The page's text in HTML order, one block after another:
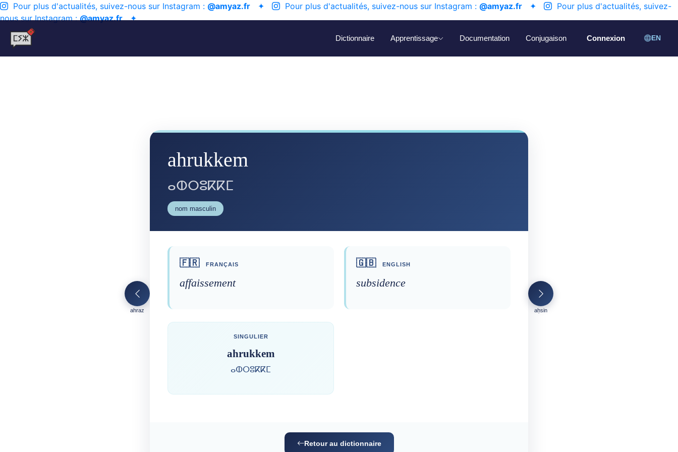
Pour plus d'actualités, suivez-nous sur Instagram : @amyaz.fr ✦ Pour plus d'actualités, suivez-nous sur Instagram : @amyaz.fr ✦
Pour plus d'actualités, suivez-
nous sur Instagram :@amyaz.fr✦
Dictionnaire Apprentissage Documentation Conjugaison Connexion EN
ahraz
ahrukkem
ⴰⵀⵔⵓⴽⴽⵎ
nom masculin
🇫🇷 FRANÇAIS
affaissement
🇬🇧 ENGLISH
subsidence
SINGULIER
ahrukkem
ⴰⵀⵔⵓⴽⴽⵎ
Retour au dictionnaire
aḥsin